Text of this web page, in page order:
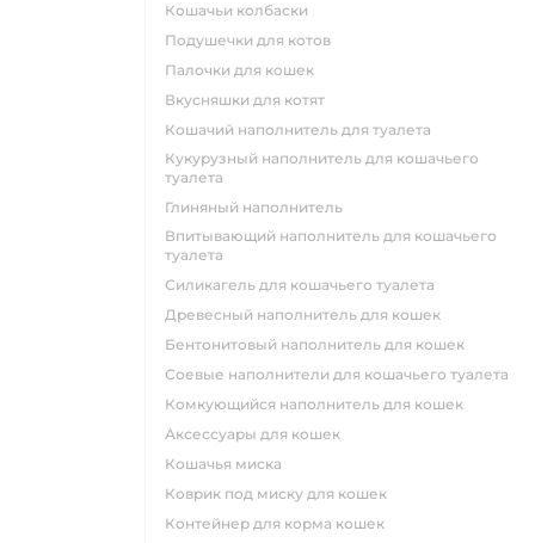
кошачьи колбаски
подушечки для котов
палочки для кошек
вкусняшки для котят
кошачий наполнитель для туалета
кукурузный наполнитель для кошачьего
туалета
глиняный наполнитель
впитывающий наполнитель для кошачьего
туалета
силикагель для кошачьего туалета
древесный наполнитель для кошек
бентонитовый наполнитель для кошек
соевые наполнители для кошачьего туалета
комкующийся наполнитель для кошек
аксессуары для кошек
кошачья миска
коврик под миску для кошек
контейнер для корма кошек